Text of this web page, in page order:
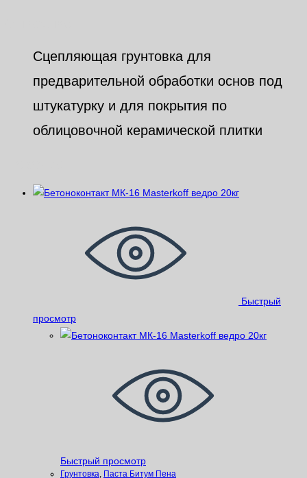
Сцепляющая грунтовка для
предварительной обработки основ под
штукатурку и для покрытия по
облицовочной керамической плитки
Быстрый
просмотр
Быстрый просмотр
Грунтовка, Паста Битум Пена